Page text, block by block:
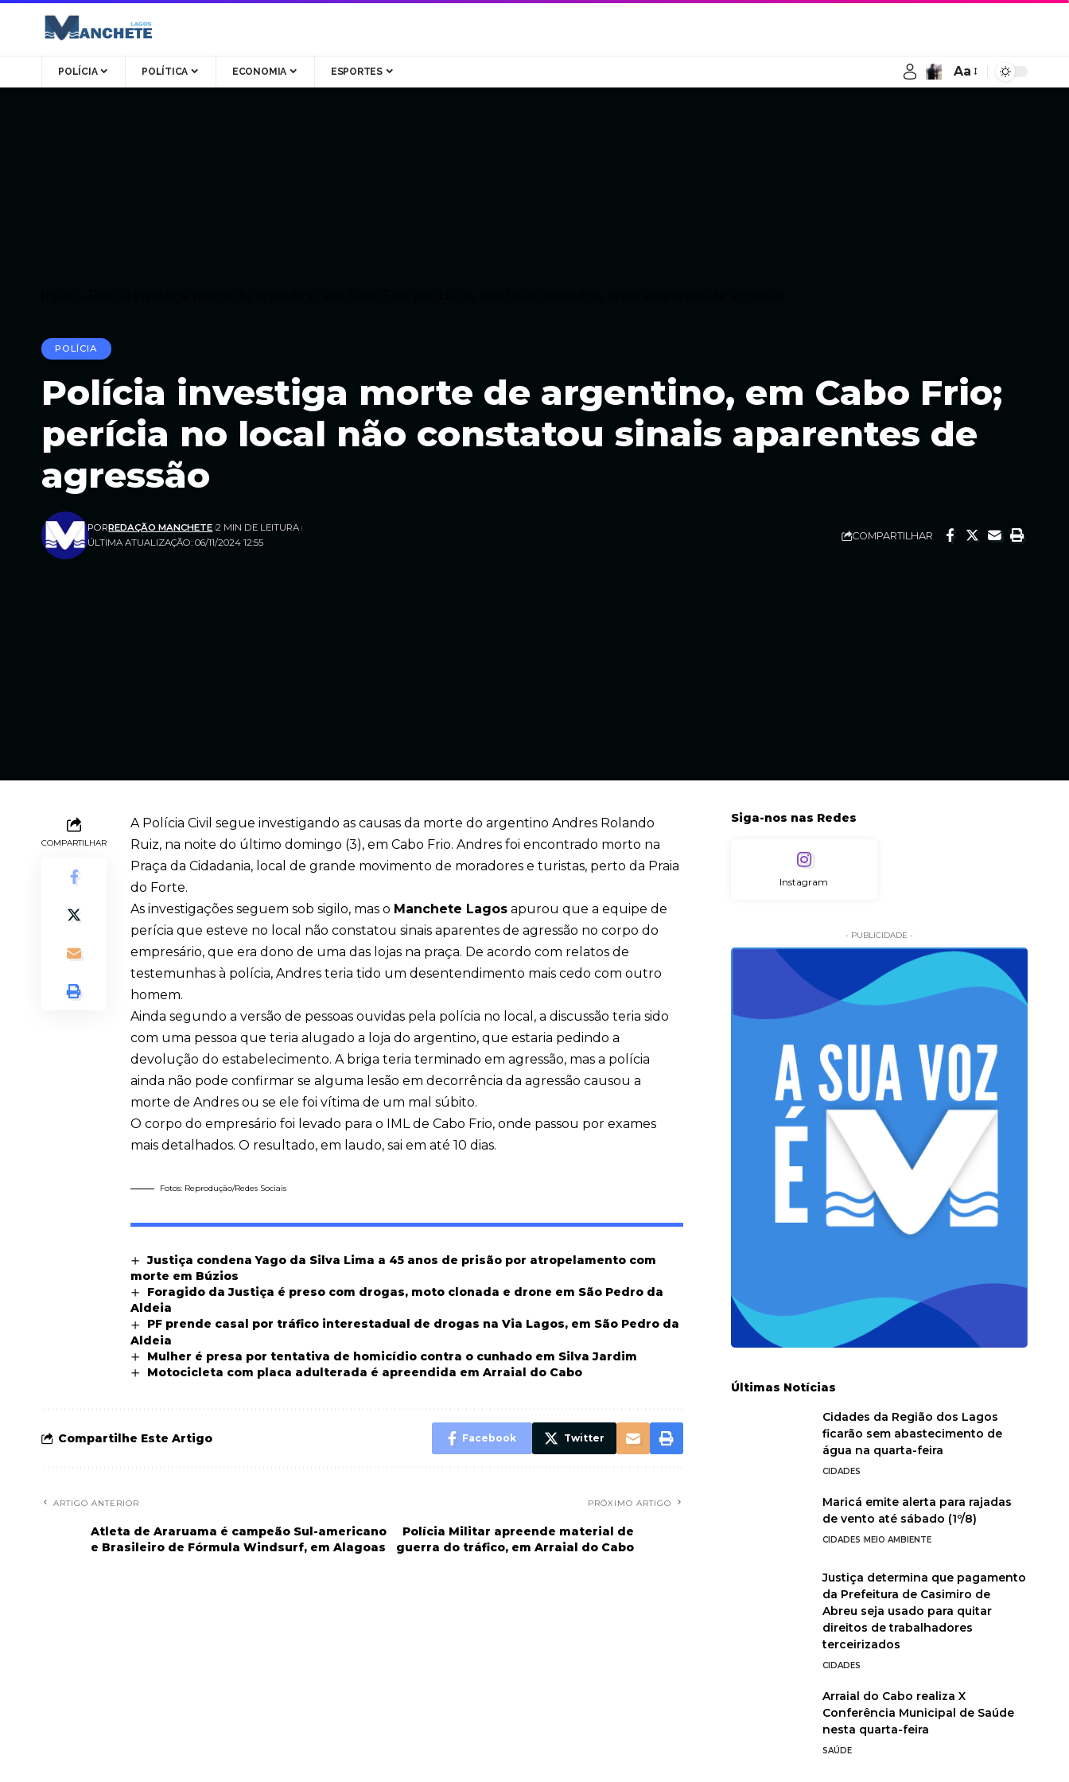
POLÍCIA POLÍTICA ECONOMIA ESPORTES Aa
POLÍCIA
Polícia investiga morte de argentino, em Cabo Frio;
perícia no local não constatou sinais aparentes de
agressão
ÚLTIMA ATUALIZAÇÃO: 06/11/2024 12:55
PORREDAÇÃO MANCHETE 2 MIN DE LEITURA
COMPARTILHAR
COMPARTILHAR
A Polícia Civil segue investigando as causas da morte do argentino Andres Rolando
Ruiz, na noite do último domingo (3), em Cabo Frio. Andres foi encontrado morto na
Praça da Cidadania, local de grande movimento de moradores e turistas, perto da Praia
do Forte.
As investigações seguem sob sigilo, mas o Manchete Lagos apurou que a equipe de
perícia que esteve no local não constatou sinais aparentes de agressão no corpo do
empresário, que era dono de uma das lojas na praça. De acordo com relatos de
testemunhas à polícia, Andres teria tido um desentendimento mais cedo com outro
homem.
Ainda segundo a versão de pessoas ouvidas pela polícia no local, a discussão teria sido
com uma pessoa que teria alugado a loja do argentino, que estaria pedindo a
devolução do estabelecimento. A briga teria terminado em agressão, mas a polícia
ainda não pode confirmar se alguma lesão em decorrência da agressão causou a
morte de Andres ou se ele foi vítima de um mal súbito.
O corpo do empresário foi levado para o IML de Cabo Frio, onde passou por exames
mais detalhados. O resultado, em laudo, sai em até 10 dias.
Fotos: Reprodução/Redes Sociais
Justiça condena Yago da Silva Lima a 45 anos de prisão por atropelamento com
morte em Búzios
Foragido da Justiça é preso com drogas, moto clonada e drone em São Pedro da
Aldeia
PF prende casal por tráfico interestadual de drogas na Via Lagos, em São Pedro da
Aldeia
Mulher é presa por tentativa de homicídio contra o cunhado em Silva Jardim
Motocicleta com placa adulterada é apreendida em Arraial do Cabo
Compartilhe Este Artigo Facebook Twitter
ARTIGO ANTERIOR
Atleta de Araruama é campeão Sul-americano
e Brasileiro de Fórmula Windsurf, em Alagoas
PRÓXIMO ARTIGO
Polícia Militar apreende material de
guerra do tráfico, em Arraial do Cabo
Siga-nos nas Redes
Instagram
- PUBLICIDADE -
Últimas Notícias
Cidades da Região dos Lagos
ficarão sem abastecimento de
água na quarta-feira
CIDADES
Maricá emite alerta para rajadas
de vento até sábado (1º/8)
CIDADES MEIO AMBIENTE
Justiça determina que pagamento
da Prefeitura de Casimiro de
Abreu seja usado para quitar
direitos de trabalhadores
terceirizados
CIDADES
Arraial do Cabo realiza X
Conferência Municipal de Saúde
nesta quarta-feira
SAÚDE